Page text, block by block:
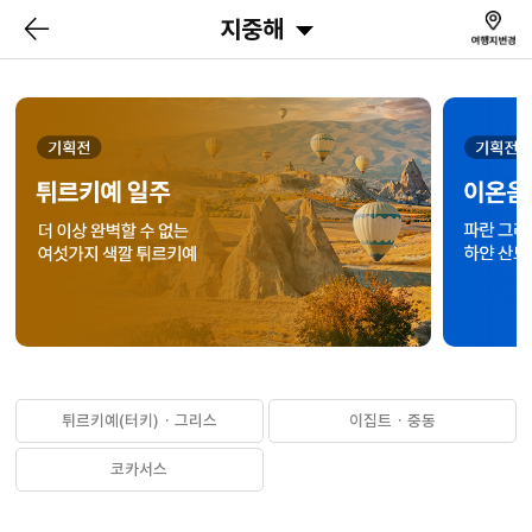
지중해
튀르키예(터키) · 그리스 이집트 · 중동
코카서스